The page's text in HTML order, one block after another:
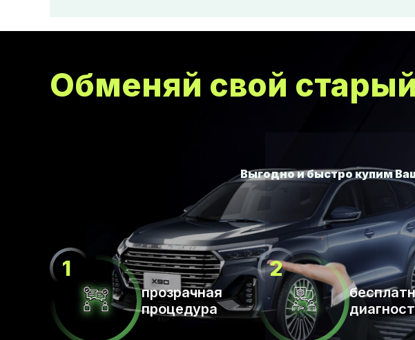
Обменяй свой
прозрачная
процедура